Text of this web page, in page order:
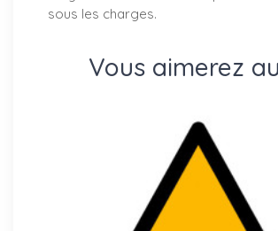
sous les charges.
Vous aimerez